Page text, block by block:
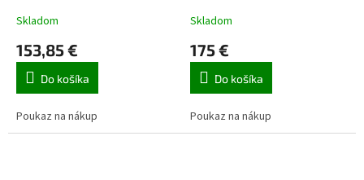
Skladom
153,85 €
Do košíka
Poukaz na nákup
Skladom
175 €
Do košíka
Poukaz na nákup